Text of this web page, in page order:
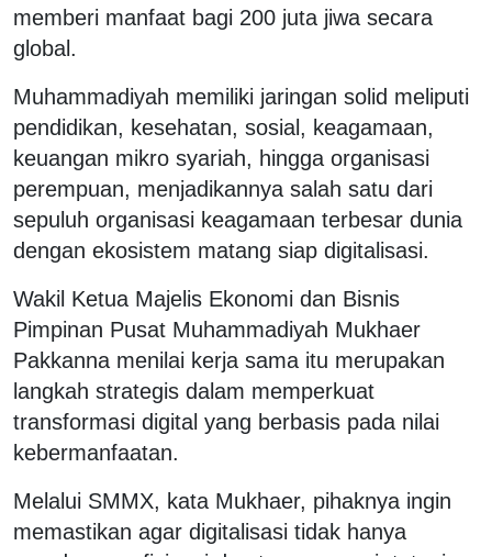
memberi manfaat bagi 200 juta jiwa secara
global.
Muhammadiyah memiliki jaringan solid meliputi
pendidikan, kesehatan, sosial, keagamaan,
keuangan mikro syariah, hingga organisasi
perempuan, menjadikannya salah satu dari
sepuluh organisasi keagamaan terbesar dunia
dengan ekosistem matang siap digitalisasi.
Wakil Ketua Majelis Ekonomi dan Bisnis
Pimpinan Pusat Muhammadiyah Mukhaer
Pakkanna menilai kerja sama itu merupakan
langkah strategis dalam memperkuat
transformasi digital yang berbasis pada nilai
kebermanfaatan.
Melalui SMMX, kata Mukhaer, pihaknya ingin
memastikan agar digitalisasi tidak hanya